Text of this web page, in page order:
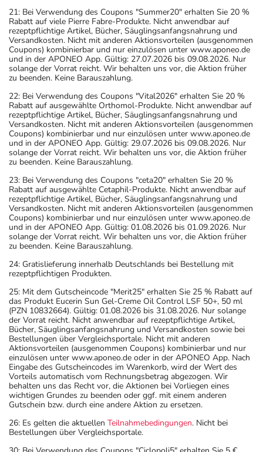
21: Bei Verwendung des Coupons "Summer20" erhalten Sie 20 %
Rabatt auf viele Pierre Fabre-Produkte. Nicht anwendbar auf
rezeptpflichtige Artikel, Bücher, Säuglingsanfangsnahrung und
Versandkosten. Nicht mit anderen Aktionsvorteilen (ausgenommen
Coupons) kombinierbar und nur einzulösen unter www.aponeo.de
und in der APONEO App. Gültig: 27.07.2026 bis 09.08.2026. Nur
solange der Vorrat reicht. Wir behalten uns vor, die Aktion früher
zu beenden. Keine Barauszahlung.
22: Bei Verwendung des Coupons "Vital2026" erhalten Sie 20 %
Rabatt auf ausgewählte Orthomol-Produkte. Nicht anwendbar auf
rezeptpflichtige Artikel, Bücher, Säuglingsanfangsnahrung und
Versandkosten. Nicht mit anderen Aktionsvorteilen (ausgenommen
Coupons) kombinierbar und nur einzulösen unter www.aponeo.de
und in der APONEO App. Gültig: 29.07.2026 bis 09.08.2026. Nur
solange der Vorrat reicht. Wir behalten uns vor, die Aktion früher
zu beenden. Keine Barauszahlung.
23: Bei Verwendung des Coupons "ceta20" erhalten Sie 20 %
Rabatt auf ausgewählte Cetaphil-Produkte. Nicht anwendbar auf
rezeptpflichtige Artikel, Bücher, Säuglingsanfangsnahrung und
Versandkosten. Nicht mit anderen Aktionsvorteilen (ausgenommen
Coupons) kombinierbar und nur einzulösen unter www.aponeo.de
und in der APONEO App. Gültig: 01.08.2026 bis 01.09.2026. Nur
solange der Vorrat reicht. Wir behalten uns vor, die Aktion früher
zu beenden. Keine Barauszahlung.
24: Gratislieferung innerhalb Deutschlands bei Bestellung mit
rezeptpflichtigen Produkten.
25: Mit dem Gutscheincode "Merit25" erhalten Sie 25 % Rabatt auf
das Produkt Eucerin Sun Gel-Creme Oil Control LSF 50+, 50 ml
(PZN 10832664). Gültig: 01.08.2026 bis 31.08.2026. Nur solange
der Vorrat reicht. Nicht anwendbar auf rezeptpflichtige Artikel,
Bücher, Säuglingsanfangsnahrung und Versandkosten sowie bei
Bestellungen über Vergleichsportale. Nicht mit anderen
Aktionsvorteilen (ausgenommen Coupons) kombinierbar und nur
einzulösen unter www.aponeo.de oder in der APONEO App. Nach
Eingabe des Gutscheincodes im Warenkorb, wird der Wert des
Vorteils automatisch vom Rechnungsbetrag abgezogen. Wir
behalten uns das Recht vor, die Aktionen bei Vorliegen eines
wichtigen Grundes zu beenden oder ggf. mit einem anderen
Gutschein bzw. durch eine andere Aktion zu ersetzen.
26: Es gelten die aktuellen Teilnahmebedingungen. Nicht bei
Bestellungen über Vergleichsportale.